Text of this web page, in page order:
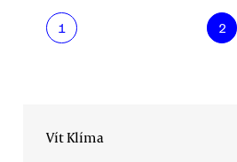
1 2
Vít Klíma